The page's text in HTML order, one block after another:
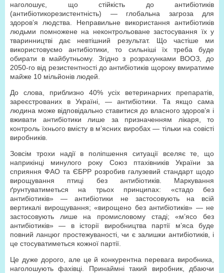
наголошує, що стійкість до антибіотиків
(антибіотикорезистентність) — глобальна загроза для
здоров’я людства. Неправильне використання антибіотиків
людьми помножене на неконтрольоване застосування їх у
тваринництві дає невтішний результат. Що частіше ми
використовуємо антибіотики, то сильніші їх треба буде
обирати в майбутньому. Згідно з розрахунками ВООЗ, до
2050-го від резистентності до антибіотиків щороку вмиратиме
майже 10 мільйонів людей.
До слова, приблизно 40% усіх ветеринарних препаратів,
зареєстрованих в Україні, — антибіотики. Та якщо сама
людина може відповідально ставитися до власного здоров’я і
вживати антибіотики лише за призначенням лікаря, то
контроль їхнього вмісту в м’ясних виробах — тільки на совісті
виробників.
Зовсім трохи надії в поліпшення ситуації вселяє те, що
наприкінці минулого року Союз птахівників України за
сприяння ФАО та ЄБРР розробив галузевий стандарт щодо
вирощування птиці без антибіотиків. Маркування
ґрунтуватиметься на трьох принципах: «стадо без
антибіотиків» — антибіотики не застосовують на всій
вертикалі вирощування; «вирощено без антибіотиків» — не
застосовують лише на промисловому стаді; «м’ясо без
антибіотиків» — в історії виробництва партії м’яса буде
повний ланцюг простежуваності, чи є залишки антибіотиків, і
це стосуватиметься кожної партії.
Це дуже дорого, але це й конкурентна перевага виробника,
наголошують фахівці. Принаймні такий виробник, дбаючи